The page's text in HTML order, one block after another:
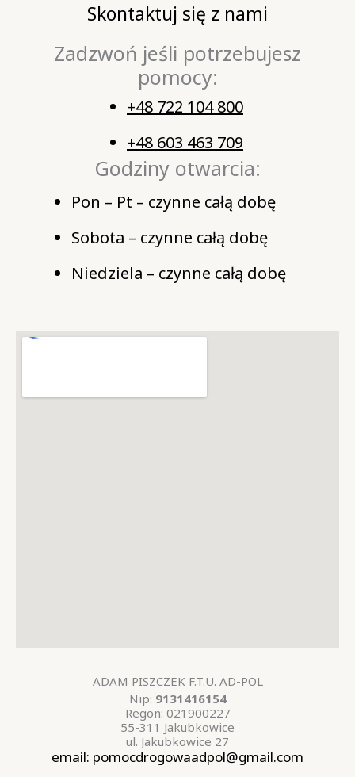
Skontaktuj się z nami
Zadzwoń jeśli potrzebujesz
pomocy:
+48 722 104 800
+48 603 463 709
Godziny otwarcia:
Pon – Pt – czynne całą dobę
Sobota – czynne całą dobę
Niedziela – czynne całą dobę
ADAM PISZCZEK F.T.U. AD-POL
Nip: 9131416154
Regon: 021900227
55-311 Jakubkowice
ul. Jakubkowice 27
email: pomocdrogowaadpol@gmail.com